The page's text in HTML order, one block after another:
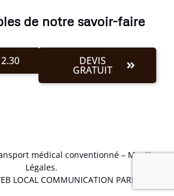
de notre savoir-faire
DEVIS
GRATUIT
médical conventionné – Mentions
Légales.
LOCAL COMMUNICATION PARIS